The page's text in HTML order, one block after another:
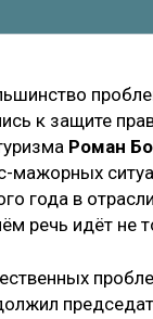
к защите
Роман
мажорных
года в
речь идёт не